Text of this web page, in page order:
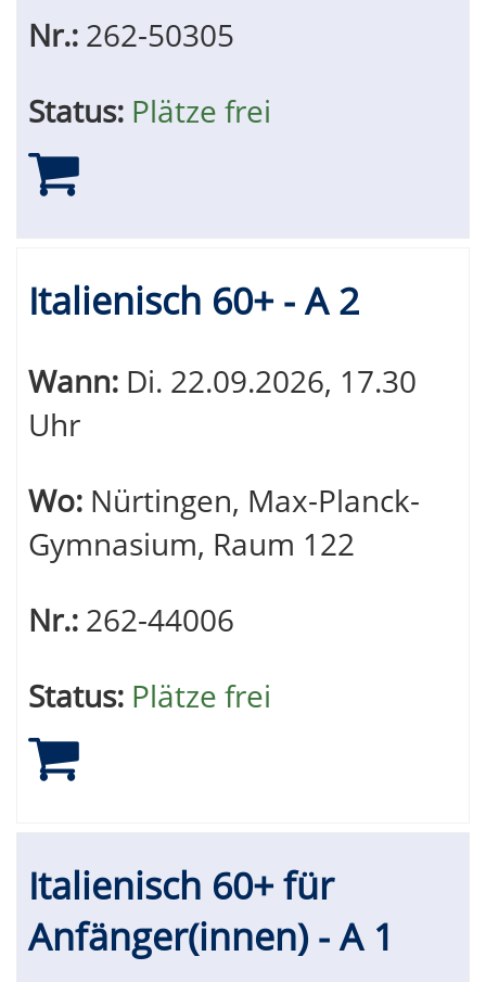
Nr.: 262-50305
Status: Plätze frei
Italienisch 60+ - A 2
Wann: Di. 22.09.2026, 17.30
Uhr
Wo: Nürtingen, Max-Planck-
Gymnasium, Raum 122
Nr.: 262-44006
Status: Plätze frei
Italienisch 60+ für
Anfänger(innen) - A 1